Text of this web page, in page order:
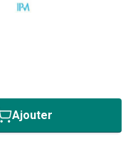
Ajouter